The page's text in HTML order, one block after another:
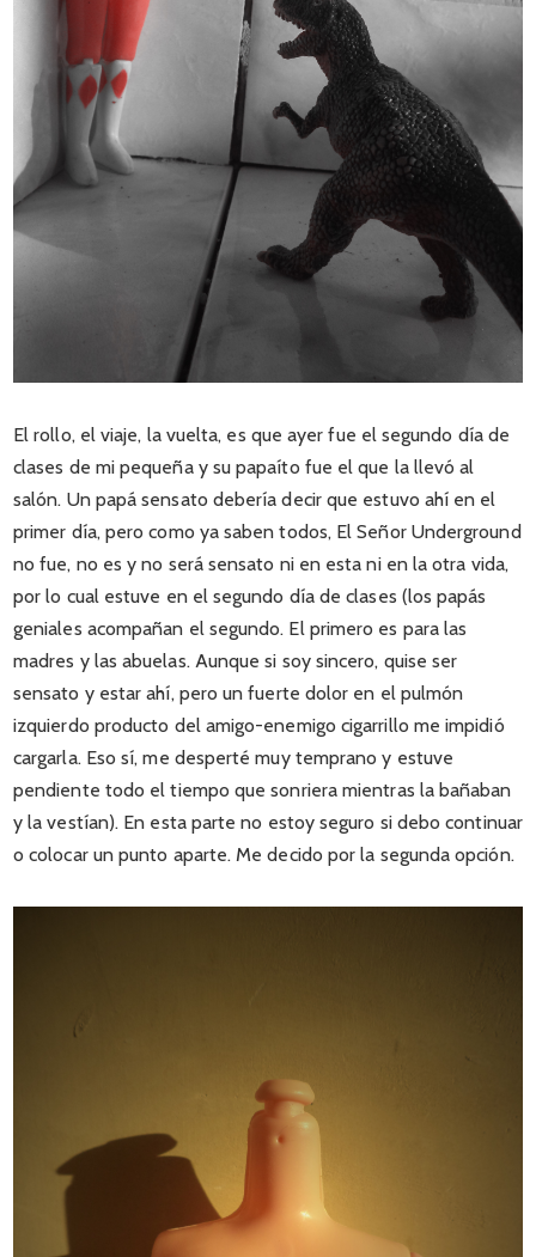
El rollo, el viaje, la vuelta, es que ayer fue el segundo día de
clases de mi pequeña y su papaíto fue el que la llevó al
salón. Un papá sensato debería decir que estuvo ahí en el
primer día, pero como ya saben todos, El Señor Underground
no fue, no es y no será sensato ni en esta ni en la otra vida,
por lo cual estuve en el segundo día de clases (los papás
geniales acompañan el segundo. El primero es para las
madres y las abuelas. Aunque si soy sincero, quise ser
sensato y estar ahí, pero un fuerte dolor en el pulmón
izquierdo producto del amigo-enemigo cigarrillo me impidió
cargarla. Eso sí, me desperté muy temprano y estuve
pendiente todo el tiempo que sonriera mientras la bañaban
y la vestían). En esta parte no estoy seguro si debo continuar
o colocar un punto aparte. Me decido por la segunda opción.